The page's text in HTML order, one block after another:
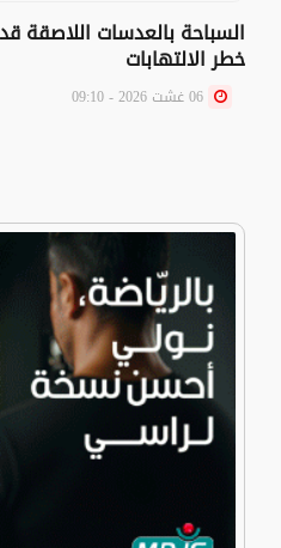
السباحة بالعدسات اللاصقة
خطر الالتهابات